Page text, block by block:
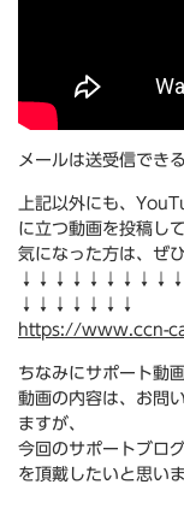
メールは送受信でき
上記以外にも、
に立つ動画を投稿し
気になった方は、ぜ
↓↓↓↓↓↓↓
https://www.ccn-
ちなみにサポート動
動画の内容は、お問
ますが、
今回のサポートブロ
を頂戴したいと思いま